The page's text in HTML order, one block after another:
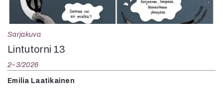
Sarjakuva
Lintutorni 13
2–3/2026
Emilia Laatikainen